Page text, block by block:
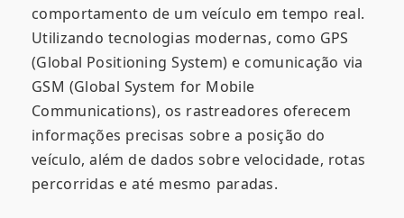
comportamento de um veículo em tempo real.
Utilizando tecnologias modernas, como GPS
(Global Positioning System) e comunicação via
GSM (Global System for Mobile
Communications), os rastreadores oferecem
informações precisas sobre a posição do
veículo, além de dados sobre velocidade, rotas
percorridas e até mesmo paradas.